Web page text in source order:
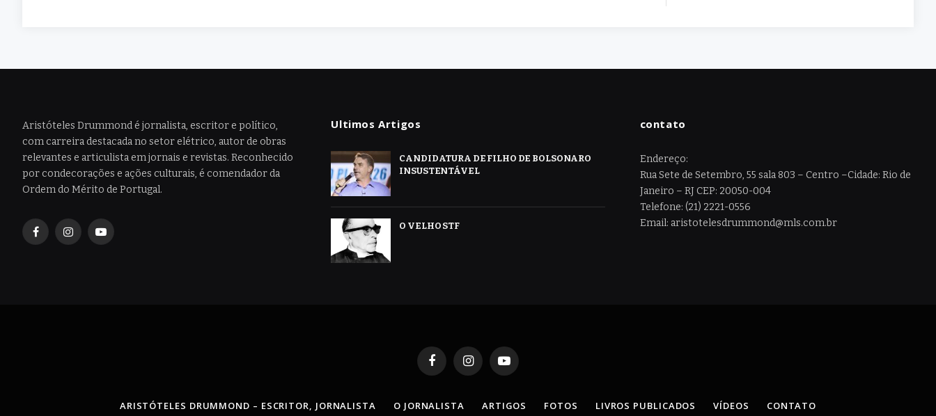
Aristóteles Drummond é jornalista, escritor e político,
com carreira destacada no setor elétrico, autor de obras
relevantes e articulista em jornais e revistas. Reconhecido
por condecorações e ações culturais, é comendador da
Ordem do Mérito de Portugal.
FacebookInstagramYouTube
Ultimos Artigos
CANDIDATURA DE FILHO DE BOLSONARO
INSUSTENTÁVEL
O VELHO STF
contato
Endereço:
Rua Sete de Setembro, 55 sala 803 – Centro –Cidade: Rio de
Janeiro – RJ CEP: 20050-004
Telefone: (21) 2221-0556
Email: aristotelesdrummond@mls.com.br
FacebookInstagramYouTube
ARISTÓTELES DRUMMOND – ESCRITOR, JORNALISTA O JORNALISTA ARTIGOS FOTOS LIVROS PUBLICADOS VÍDEOS CONTATO